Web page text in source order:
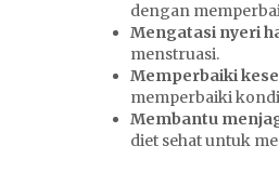
dengan
Mengatasi nyeri
menstruasi.
Memperbaiki
memperbaiki
Membantu
diet sehat untuk